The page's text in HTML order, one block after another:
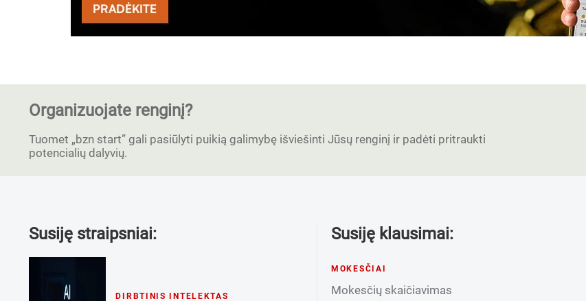
Organizuojate renginį?
Tuomet „bzn start” gali pasiūlyti puikią galimybę išviešinti Jūsų renginį ir padėti pritraukti
potencialių dalyvių.
Susiję straipsniai:
DIRBTINIS INTELEKTAS
Susiję klausimai:
MOKESČIAI
Mokesčių skaičiavimas